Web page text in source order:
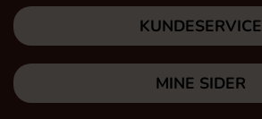
KUNDESERVICE
MINE SIDER